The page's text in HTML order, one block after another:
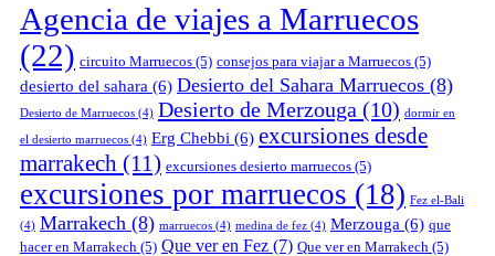
Agencia de viajes a Marruecos
(22) circuito Marruecos (5) consejos para viajar a Marruecos (5)
desierto del sahara (6) Desierto del Sahara Marruecos (8)
Desierto de Marruecos (4) Desierto de Merzouga (10) dormir en
el desierto marruecos (4) Erg Chebbi (6) excursiones desde
marrakech (11) excursiones desierto marruecos (5)
excursiones por marruecos (18) Fez el-Bali
(4) Marrakech (8) marruecos (4) medina de fez (4) Merzouga (6) que
hacer en Marrakech (5) Que ver en Fez (7) Que ver en Marrakech (5)